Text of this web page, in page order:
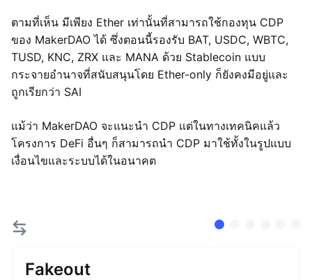
ตามที่เห็น มีเพียง Ether เท่านั้นที่สามารถใช้กองทุน CDP
ของ MakerDAO ได้ ซึ่งตอนนี้รองรับ BAT, USDC, WBTC,
TUSD, KNC, ZRX และ MANA ด้วย Stablecoin แบบ
กระจายอำนาจที่สนับสนุนโดย Ether-only ก็ยังคงมีอยู่และ
ถูกเรียกว่า SAI
แม้ว่า MakerDAO จะแนะนำ CDP แต่ในทางเทคนิคแล้ว
โครงการ DeFi อื่นๆ ก็สามารถนำ CDP มาใช้ทั้งในรูปแบบ
เงื่อนไขและระบบได้ในอนาคต
Fakeout